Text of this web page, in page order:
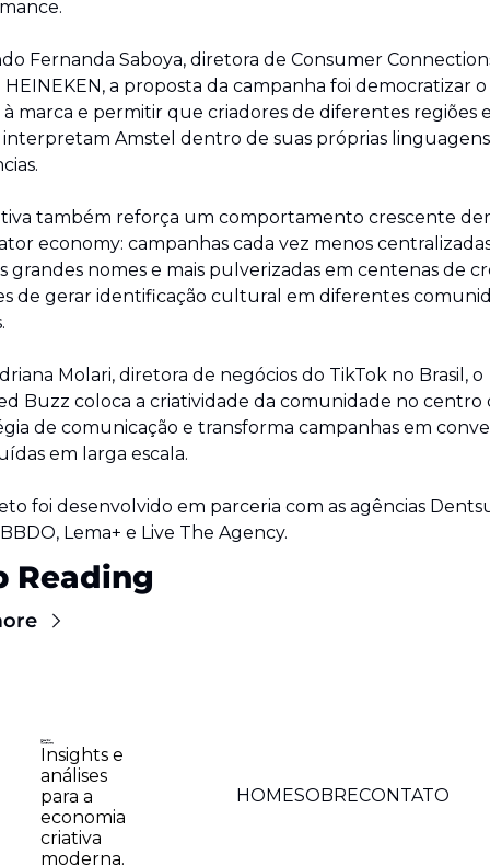
Fernanda Saboya, diretora de Consumer
a proposta da campanha foi democratizar o
à marca e permitir que criadores de diferentes regiões
interpretam Amstel dentro de suas próprias
também reforça um comportamento crescente
economy: campanhas cada vez menos
grandes nomes e mais pulverizadas em centenas de
de gerar identificação cultural em diferentes
Molari, diretora de negócios do TikTok no Brasil, o
Buzz coloca a criatividade da comunidade no centro
de comunicação e transforma campanhas em
em larga escala.
foi desenvolvido em parceria com as agências
Lema+ e Live The Agency.
Reading
Insights e
análises
para a
economia
criativa
moderna.
HOMESOBRECONTATO